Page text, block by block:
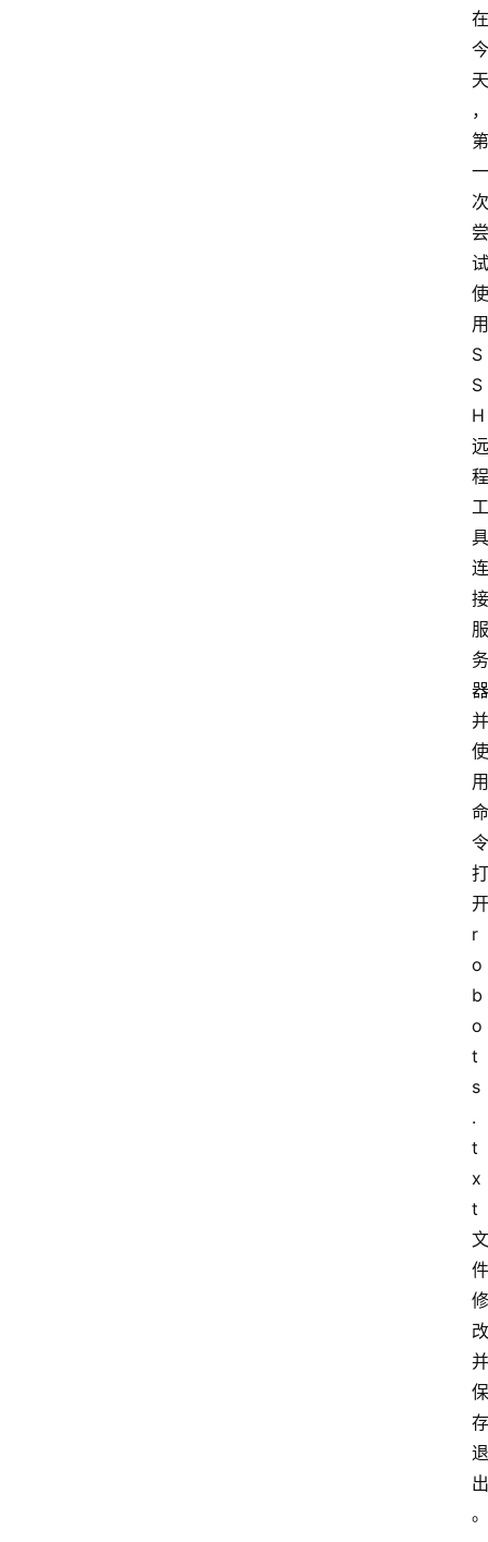
在
今
天
，
第
一
次
尝
试
使
用
S
S
H
远
程
工
具
连
接
服
务
器
并
使
用
命
令
打
开
r
o
b
o
t
s
.
t
x
t
文
件
修
改
并
保
存
退
出
。